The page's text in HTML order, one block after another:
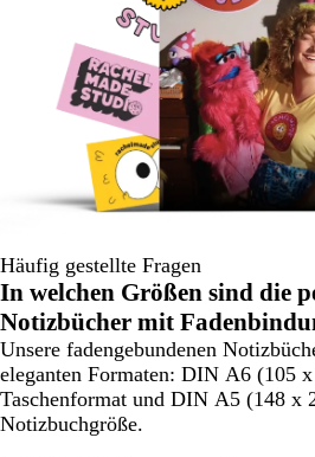
Häufig gestellte Fragen
In welchen Größen sind die
Notizbücher mit
Unsere fadengebundenen
eleganten Formaten: DIN A6 (105
Taschenformat und DIN A5 (148 x
Notizbuchgröße.